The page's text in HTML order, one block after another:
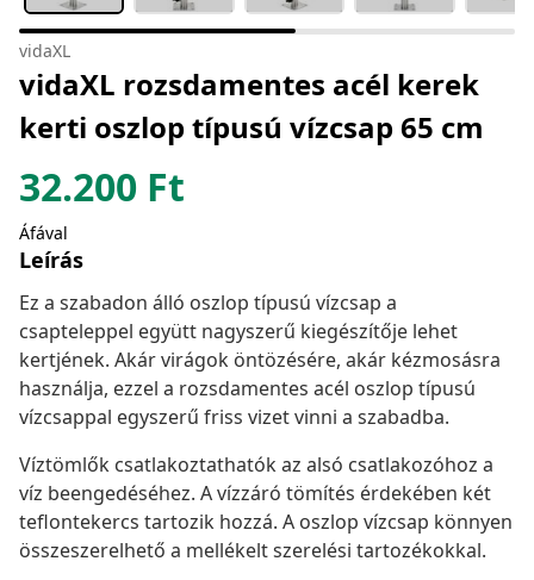
vidaXL
vidaXL rozsdamentes acél kerek
kerti oszlop típusú vízcsap 65 cm
32.200 Ft
Áfával
Leírás
Ez a szabadon álló oszlop típusú vízcsap a
csapteleppel együtt nagyszerű kiegészítője lehet
kertjének. Akár virágok öntözésére, akár kézmosásra
használja, ezzel a rozsdamentes acél oszlop típusú
vízcsappal egyszerű friss vizet vinni a szabadba.
Víztömlők csatlakoztathatók az alsó csatlakozóhoz a
víz beengedéséhez. A vízzáró tömítés érdekében két
teflontekercs tartozik hozzá. A oszlop vízcsap könnyen
összeszerelhető a mellékelt szerelési tartozékokkal.